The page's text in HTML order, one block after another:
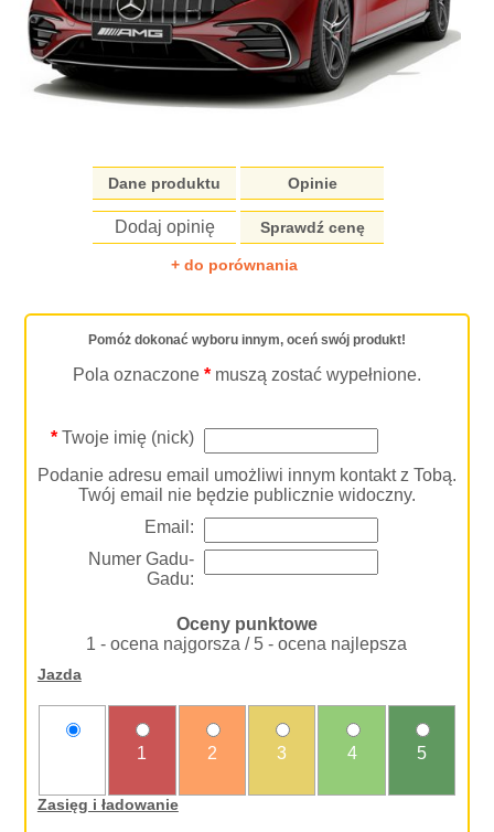
Dane produktu Opinie
Dodaj opinię Sprawdź cenę
+ do porównania
Pomóż dokonać wyboru innym, oceń swój produkt!
Pola oznaczone * muszą zostać wypełnione.
*Twoje imię (nick)
Podanie adresu email umożliwi innym kontakt z Tobą.
Twój email nie będzie publicznie widoczny.
Email:
Numer Gadu-
Gadu:
Oceny punktowe
1 - ocena najgorsza / 5 - ocena najlepsza
Jazda
1 2 3 4 5
Zasięg i ładowanie